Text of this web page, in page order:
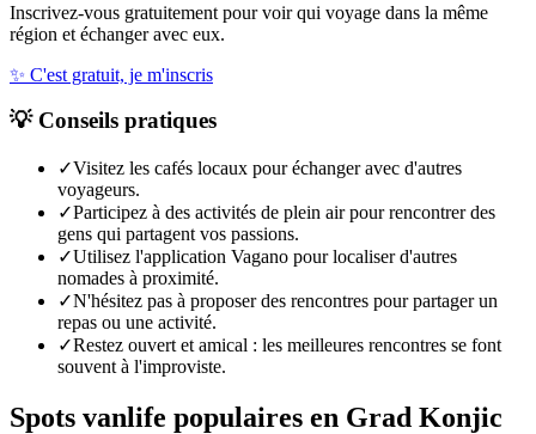
Inscrivez-vous gratuitement pour voir qui voyage dans la même
région et échanger avec eux.
✨ C'est gratuit, je m'inscris
💡Conseils pratiques
✓Visitez les cafés locaux pour échanger avec d'autres
voyageurs.
✓Participez à des activités de plein air pour rencontrer des
gens qui partagent vos passions.
✓Utilisez l'application Vagano pour localiser d'autres
nomades à proximité.
✓N'hésitez pas à proposer des rencontres pour partager un
repas ou une activité.
✓Restez ouvert et amical : les meilleures rencontres se font
souvent à l'improviste.
Spots vanlife populaires en Grad Konjic